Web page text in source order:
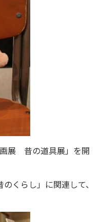
展 昔の道具展」を開
くらし」に関連して、